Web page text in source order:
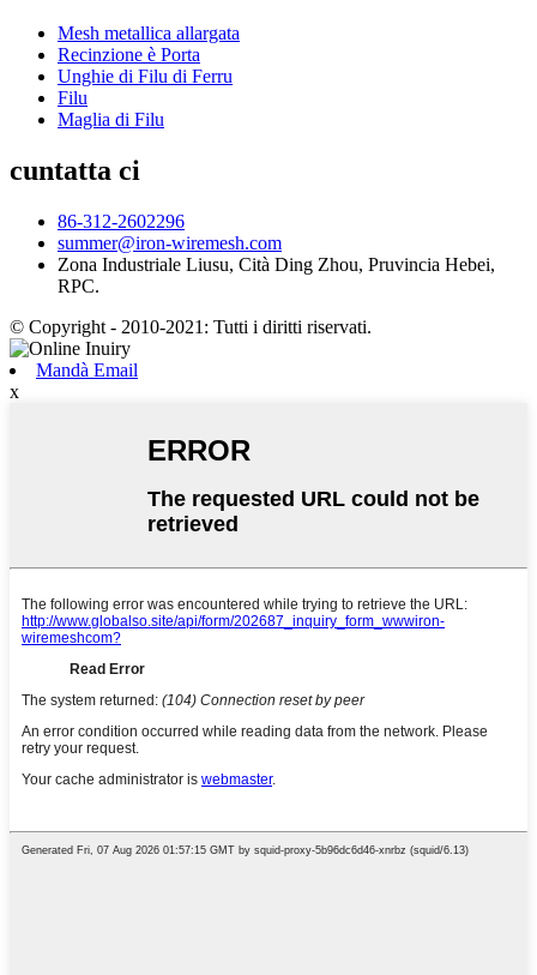
Mesh metallica allargata
Recinzione è Porta
Unghie di Filu di Ferru
Filu
Maglia di Filu
cuntatta ci
86-312-2602296
summer@iron-wiremesh.com
Zona Industriale Liusu, Cità Ding Zhou, Pruvincia Hebei,
RPC.
© Copyright - 2010-2021: Tutti i diritti riservati.
Mandà Email
x